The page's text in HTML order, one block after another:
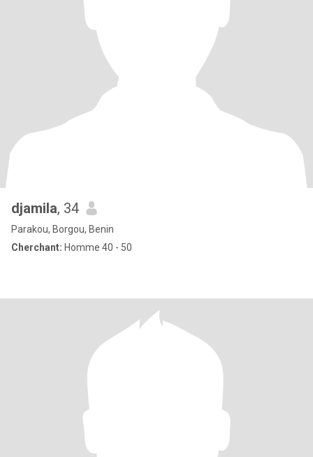
djamila, 34
Parakou, Borgou, Benin
Cherchant: Homme 40 - 50